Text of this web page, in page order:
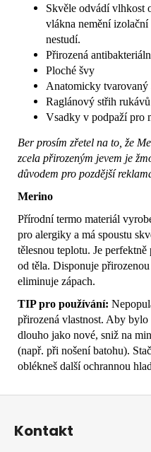
Skvěle odvádí vlhkost
vlákna nemění
nestudí.
Přirozená
Ploché švy
Anatomicky tvarovaný
Raglánový střih rukávů
Vsadky v podpaží pro
Ber prosím zřetel na to, že
zcela přirozeným jevem je
důvodem pro pozdější
Merino
Přírodní termo materiál
pro alergiky a má spoustu
tělesnou teplotu. Je
od těla. Disponuje
eliminuje zápach.
TIP pro používání:
přirozená vlastnost. Aby
dlouho jako nové, sniž na
(např. při nošení batohu).
oblékneš další ochrannou
Z
Kontakt